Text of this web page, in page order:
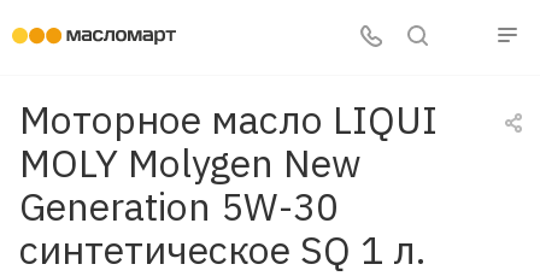
Моторное масло LIQUI
MOLY Molygen New
Generation 5W-30
синтетическое SQ 1 л.